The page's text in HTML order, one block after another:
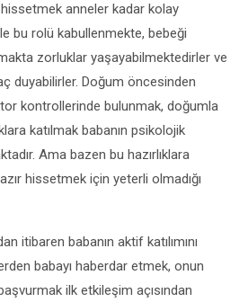
anneler kadar kolay
bu rolü kabullenmekte, bebeği
zorluklar yaşayabilmektedirler ve
duyabilirler. Doğum öncesinden
kontrollerinde bulunmak, doğumla
katılmak babanın psikolojik
Ama bazen bu hazırlıklara
hissetmek için yeterli olmadığı
itibaren babanın aktif katılımını
babayı haberdar etmek, onun
ilk etkileşim açısından